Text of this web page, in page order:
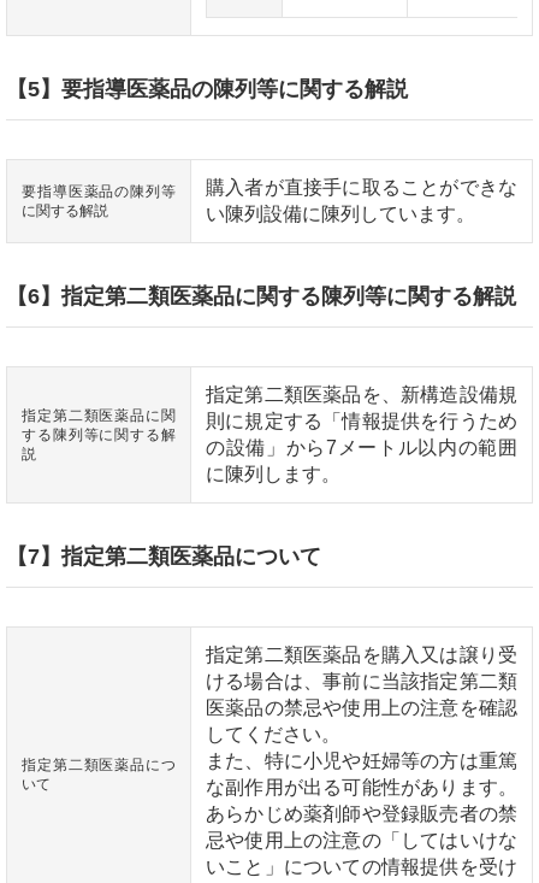
【5】要指導医薬品の陳列等に関する解説
要指導医薬品の陳列等
に関する解説
購入者が直接手に取ることができな
い陳列設備に陳列しています。
【6】指定第二類医薬品に関する陳列等に関する解説
指定第二類医薬品に関
する陳列等に関する解
説
指定第二類医薬品を、新構造設備規
則に規定する「情報提供を行うため
の設備」から7メートル以内の範囲
に陳列します。
【7】指定第二類医薬品について
指定第二類医薬品につ
いて
指定第二類医薬品を購入又は譲り受
ける場合は、事前に当該指定第二類
医薬品の禁忌や使用上の注意を確認
してください。
また、特に小児や妊婦等の方は重篤
な副作用が出る可能性があります。
あらかじめ薬剤師や登録販売者の禁
忌や使用上の注意の「してはいけな
いこと」についての情報提供を受け